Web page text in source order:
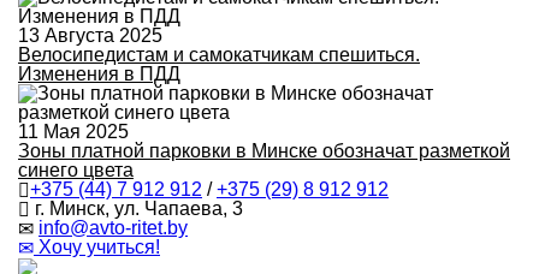
13 Августа 2025
Велосипедистам и самокатчикам спешиться.
Изменения в ПДД
11 Мая 2025
Зоны платной парковки в Минске обозначат разметкой
синего цвета
+375 (44) 7 912 912 /+375 (29) 8 912 912
г. Минск, ул. Чапаева, 3
infо@avtо-ritеt.by
Хочу учиться!